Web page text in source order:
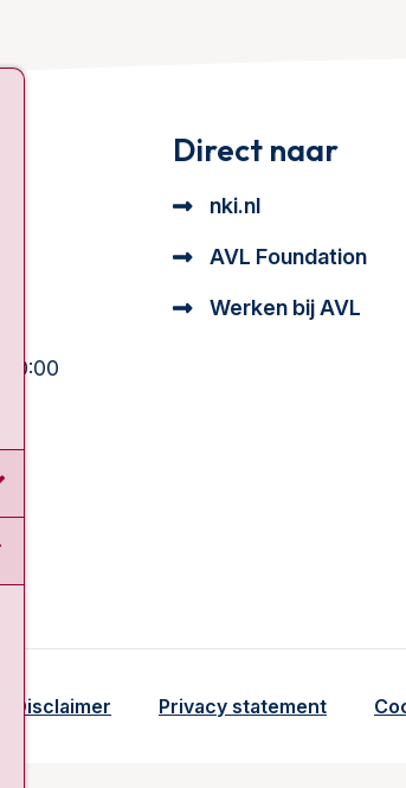
20:00
Direct naar
nki.nl
AVL Foundation
Werken bij AVL
Disclaimer Privacy statement
/ sluit Functioneel en analytisch
/ sluit Media cookie beschrijving